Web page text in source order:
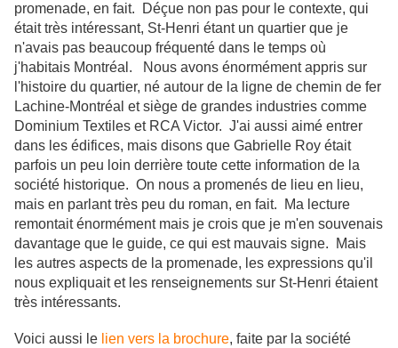
promenade, en fait. Déçue non pas pour le contexte, qui
était très intéressant, St-Henri étant un quartier que je
n'avais pas beaucoup fréquenté dans le temps où
j'habitais Montréal. Nous avons énormément appris sur
l'histoire du quartier, né autour de la ligne de chemin de fer
Lachine-Montréal et siège de grandes industries comme
Dominium Textiles et RCA Victor. J'ai aussi aimé entrer
dans les édifices, mais disons que Gabrielle Roy était
parfois un peu loin derrière toute cette information de la
société historique. On nous a promenés de lieu en lieu,
mais en parlant très peu du roman, en fait. Ma lecture
remontait énormément mais je crois que je m'en souvenais
davantage que le guide, ce qui est mauvais signe. Mais
les autres aspects de la promenade, les expressions qu'il
nous expliquait et les renseignements sur St-Henri étaient
très intéressants.
Voici aussi le lien vers la brochure, faite par la société